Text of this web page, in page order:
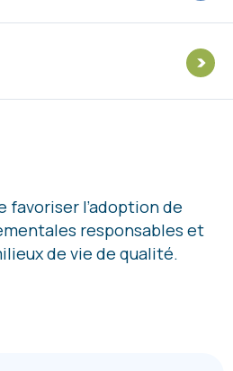
favoriser l’adoption de
responsables et
de vie de qualité.